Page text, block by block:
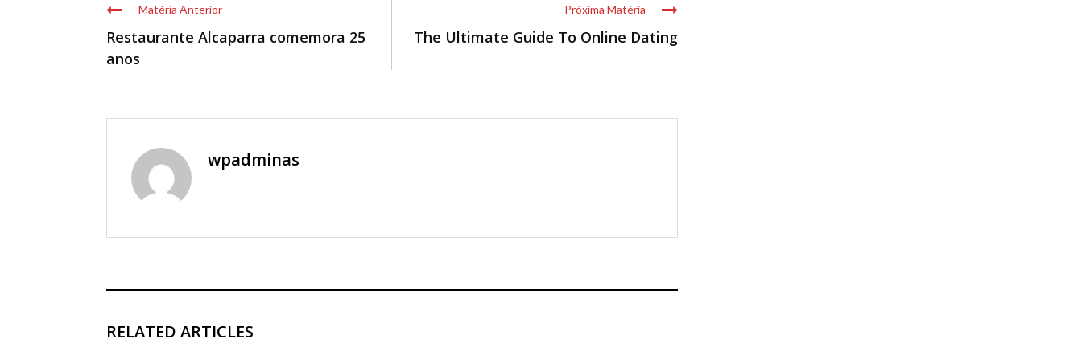
Matéria Anterior
Restaurante Alcaparra comemora 25
anos
Próxima Matéria
The Ultimate Guide To Online Dating
wpadminas
RELATED ARTICLES